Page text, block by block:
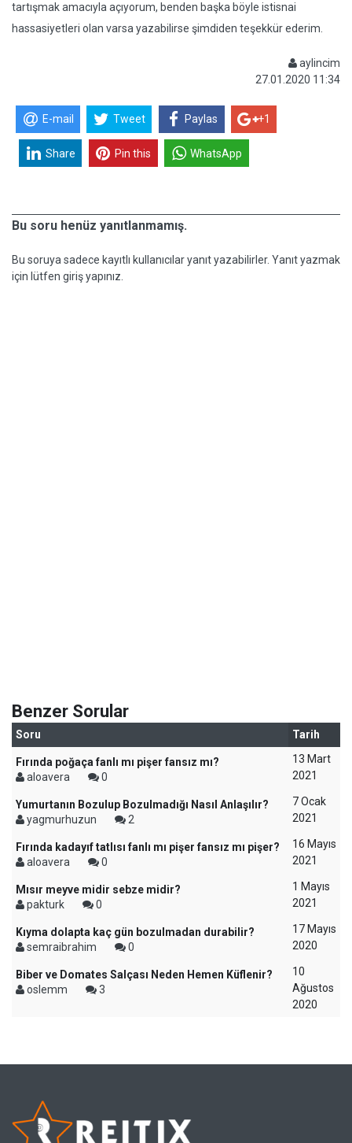
tartışmak amacıyla açıyorum, benden başka böyle istisnai
hassasiyetleri olan varsa yazabilirse şimdiden teşekkür ederim.
aylincim
27.01.2020 11:34
E-mail Tweet Paylas +1
Share Pin this WhatsApp
Bu soru henüz yanıtlanmamış.
Bu soruya sadece kayıtlı kullanıcılar yanıt yazabilirler. Yanıt yazmak
için lütfen giriş yapınız.
Benzer Sorular
Soru Tarih
Fırında poğaça fanlı mı pişer fansız mı?
aloavera
0
13 Mart
2021
Yumurtanın Bozulup Bozulmadığı Nasıl Anlaşılır?
yagmurhuzun
2
7 Ocak
2021
Fırında kadayıf tatlısı fanlı mı pişer fansız mı pişer?
aloavera
0
16 Mayıs
2021
Mısır meyve midir sebze midir?
pakturk
0
1 Mayıs
2021
Kıyma dolapta kaç gün bozulmadan durabilir?
semraibrahim
0
17 Mayıs
2020
Biber ve Domates Salçası Neden Hemen Küflenir?
oslemm
3
10
Ağustos
2020